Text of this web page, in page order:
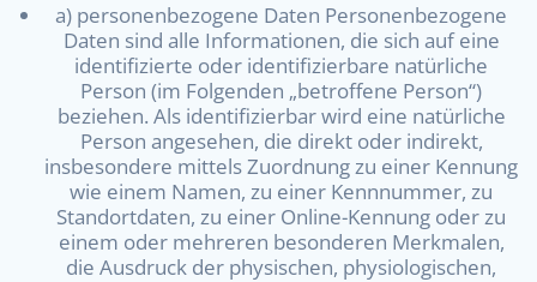
a) personenbezogene Daten Personenbezogene
Daten sind alle Informationen, die sich auf eine
identifizierte oder identifizierbare natürliche
Person (im Folgenden „betroffene Person“)
beziehen. Als identifizierbar wird eine natürliche
Person angesehen, die direkt oder indirekt,
insbesondere mittels Zuordnung zu einer Kennung
wie einem Namen, zu einer Kennnummer, zu
Standortdaten, zu einer Online-Kennung oder zu
einem oder mehreren besonderen Merkmalen,
die Ausdruck der physischen, physiologischen,